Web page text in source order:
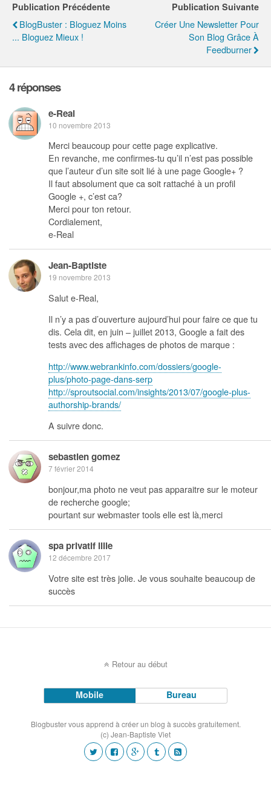
Publication Précédente
BlogBuster : Bloguez Moins
... Bloguez Mieux !
Publication Suivante
Créer Une Newsletter Pour
Son Blog Grâce À
Feedburner
4 réponses
e-Real
10 novembre 2013
Merci beaucoup pour cette page explicative.
En revanche, me confirmes-tu qu’il n’est pas possible
que l’auteur d’un site soit lié à une page Google+ ?
Il faut absolument que ca soit rattaché à un profil
Google +, c’est ca?
Merci pour ton retour.
Cordialement,
e-Real
Jean-Baptiste
19 novembre 2013
Salut e-Real,
Il n’y a pas d’ouverture aujourd’hui pour faire ce que tu
dis. Cela dit, en juin – juillet 2013, Google a fait des
tests avec des affichages de photos de marque :
http://www.webrankinfo.com/dossiers/google-
plus/photo-page-dans-serp
http://sproutsocial.com/insights/2013/07/google-plus-
authorship-brands/
A suivre donc.
sebastien gomez
7 février 2014
bonjour,ma photo ne veut pas apparaitre sur le moteur
de recherche google;
pourtant sur webmaster tools elle est là,merci
spa privatif lille
12 décembre 2017
Votre site est très jolie. Je vous souhaite beaucoup de
succès
Retour au début
Mobile Bureau
Blogbuster vous apprend à créer un blog à succès gratuitement.
(c) Jean-Baptiste Viet